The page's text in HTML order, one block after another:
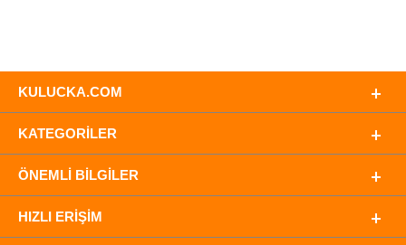
KULUCKA.COM
KATEGORILER
ÖNEMLI BILGILER
HIZLI ERIŞIM